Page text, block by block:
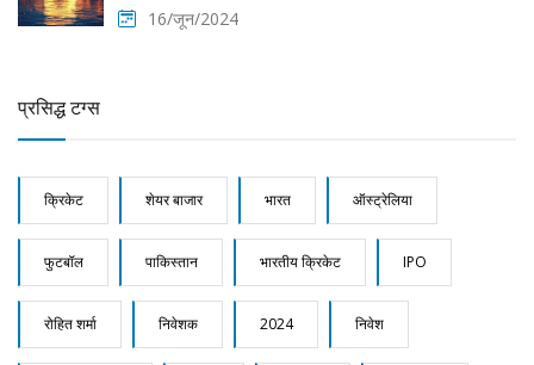
16/जून/2024
प्रसिद्ध टग्स
क्रिकेट शेयर बाजार भारत ऑस्ट्रेलिया
फुटबॉल पाकिस्तान भारतीय क्रिकेट IPO
रोहित शर्मा निवेशक 2024 निवेश